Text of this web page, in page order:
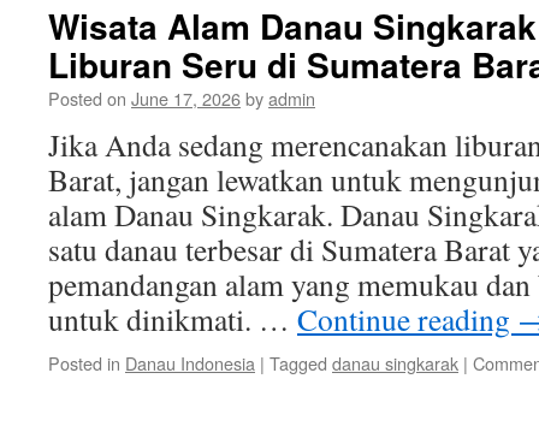
Wisata Alam Danau
Liburan Seru di Sumatera
Posted on June 17, 2026byadmin
Jika Anda sedang merencanakan
Barat, jangan lewatkan untuk
alam Danau Singkarak. Danau
satu danau terbesar di Sumatera Barat
pemandangan alam yang memukau
untuk dinikmati. … Continue reading
Posted in Danau Indonesia | Tagged danau singkarak |